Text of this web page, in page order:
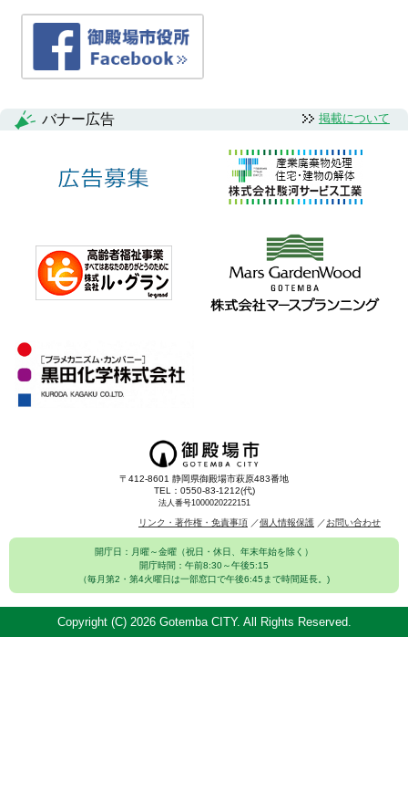
バナー広告 掲載について
〒412-8601 静岡県御殿場市萩原483番地
TEL：0550-83-1212(代)
法人番号1000020222151
リンク・著作権・免責事項 個人情報保護 お問い合わせ
開庁日：月曜～金曜（祝日・休日、年末年始を除く）
開庁時間：午前8:30～午後5:15
（毎月第2・第4火曜日は一部窓口で午後6:45まで時間延長。)
Copyright (C) 2026 Gotemba CITY. All Rights Reserved.